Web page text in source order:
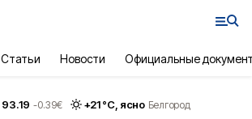
Статьи Новости Официальные
93.19 -0.39€ +21°С, ясно Белгород